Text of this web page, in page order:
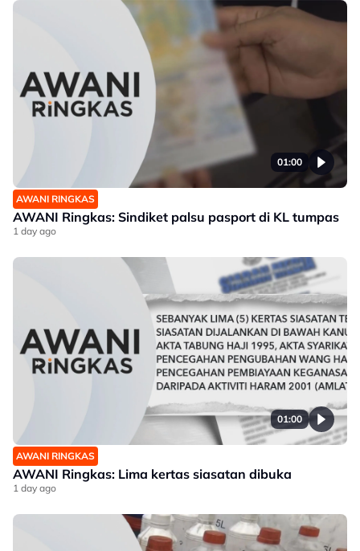
01:00
AWANI RINGKAS
AWANI Ringkas: Sindiket palsu pasport di KL tumpas
1 day ago
01:00
AWANI RINGKAS
AWANI Ringkas: Lima kertas siasatan dibuka
1 day ago